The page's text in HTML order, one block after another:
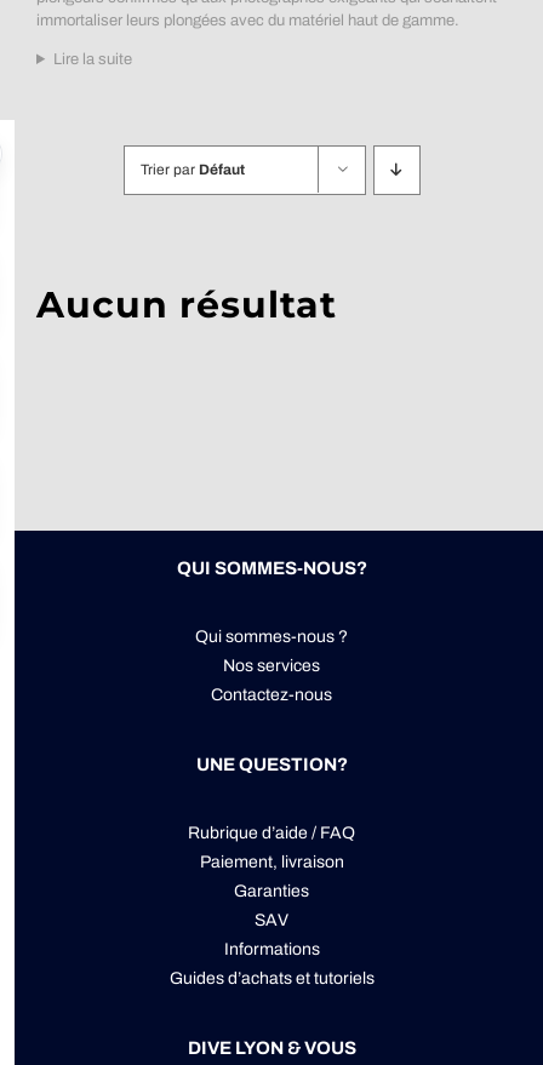
immortaliser leurs plongées avec du matériel haut de gamme.
Lire la suite
Trier par Défaut
Aucun résultat
QUI SOMMES-NOUS?
Qui sommes-nous ?
Nos services
Contactez-nous
UNE QUESTION?
Rubrique d’aide / FAQ
Paiement, livraison
Garanties
SAV
Informations
Guides d’achats et tutoriels
DIVE LYON & VOUS